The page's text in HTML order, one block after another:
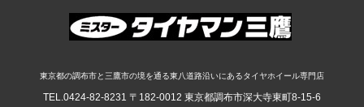
東京都の調布市と三鷹市の境を通る東八道路沿いにあるタイヤホイール専門店
TEL.0424-82-8231 〒182-0012 東京都調布市深大寺東町8-15-6